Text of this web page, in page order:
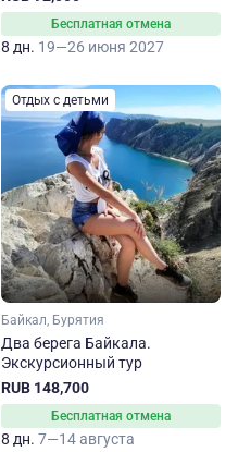
Бесплатная отмена
8 дн. 19—26 июня 2027
Отдых с детьми
Байкал, Бурятия
Два берега Байкала.
Экскурсионный тур
RUB 148,700
Бесплатная отмена
8 дн. 7—14 августа